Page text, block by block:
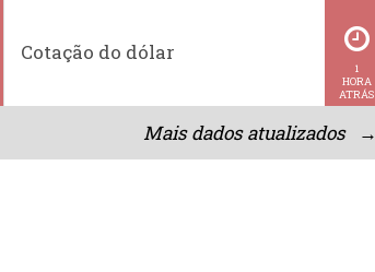
Cotação do dólar
1
HORA
ATRÁS
Mais dados atualizados →